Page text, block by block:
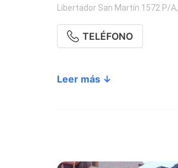
Libertador San Martín 1572 P/A,
TELÉFONO
Leer más ↓